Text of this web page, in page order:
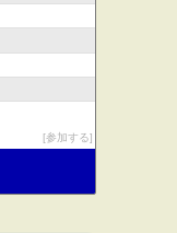
参加する